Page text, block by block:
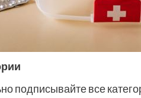
подписывайте все